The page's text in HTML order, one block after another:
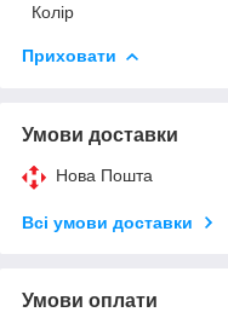
Колір
Приховати
Умови доставки
Нова Пошта
Всі умови доставки
Умови оплати